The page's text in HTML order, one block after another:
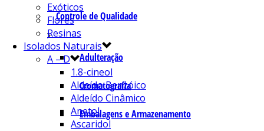
Controle de Qualidade
Adulteração
Cromatografia
Embalagens e Armazenamento
Exóticos
Flores
Resinas
Isolados Naturais
A – D
1.8-cineol
Aldeído Benzóico
Aldeído Cinâmico
Anetol
Ascaridol